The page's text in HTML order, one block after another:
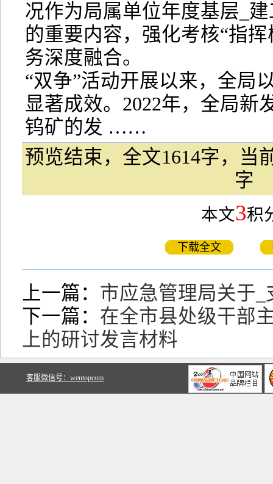
况作为局属单位年度基层_
的重要内容，强化考核“指
务深度融合。
“双争”活动开展以来，全局
显著成效。2022年，全局新
钨矿的发 ……
预览结束，全文1614字，当
字
本文3积
下载全文
上一篇： 市应急管理局关于
下一篇： 在全市县处级干部
上的研讨发言材料
客服微信号：wentopcom